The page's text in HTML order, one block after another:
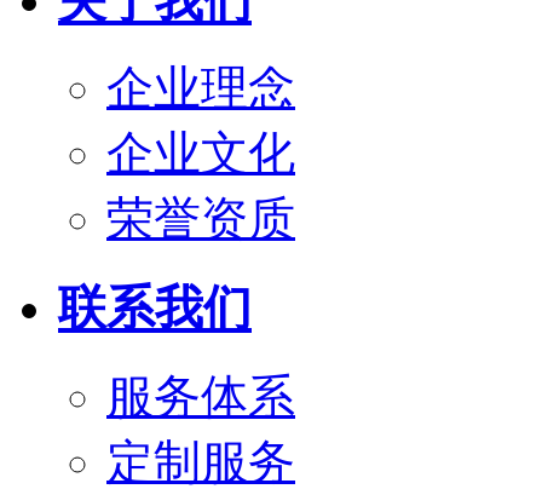
企业理念
企业文化
荣誉资质
联系我们
服务体系
定制服务